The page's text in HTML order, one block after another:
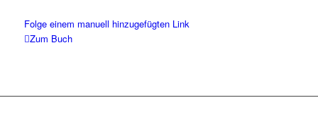
Folge einem manuell hinzugefügten Link
Zum Buch